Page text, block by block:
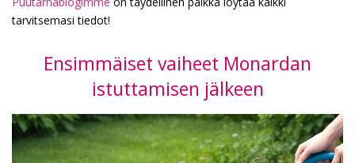
tarvitsemasi tiedot!
Ensimmäiset vaiheet Monardan
istuttamisen jälkeen